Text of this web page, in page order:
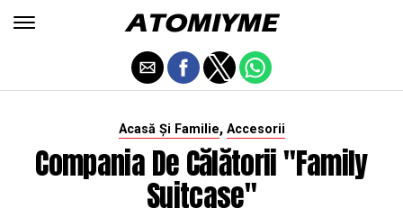
Acasă Și Familie, Accesorii
Compania De Călătorii "Family
Suitcase"